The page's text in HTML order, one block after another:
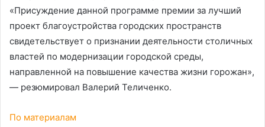
«Присуждение данной программе премии за лучший
проект благоустройства городских пространств
свидетельствует о признании деятельности столичных
властей по модернизации городской среды,
направленной на повышение качества жизни горожан»,
— резюмировал Валерий Теличенко.
По материалам